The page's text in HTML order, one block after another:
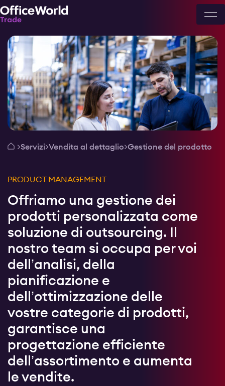
Servizi Vendita al dettaglio Gestione del prodotto
PRODUCT MANAGEMENT
Offriamo una gestione dei
prodotti personalizzata come
soluzione di outsourcing. Il
nostro team si occupa per voi
dell’analisi, della
pianificazione e
dell’ottimizzazione delle
vostre categorie di prodotti,
garantisce una
progettazione efficiente
dell’assortimento e aumenta
le vendite.